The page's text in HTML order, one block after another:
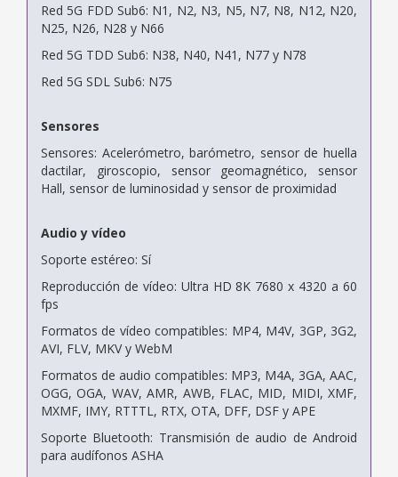
Red 5G FDD Sub6: N1, N2, N3, N5, N7, N8, N12, N20,
N25, N26, N28 y N66
Red 5G TDD Sub6: N38, N40, N41, N77 y N78
Red 5G SDL Sub6: N75
Sensores
Sensores: Acelerómetro, barómetro, sensor de huella
dactilar, giroscopio, sensor geomagnético, sensor
Hall, sensor de luminosidad y sensor de proximidad
Audio y vídeo
Soporte estéreo: Sí
Reproducción de vídeo: Ultra HD 8K 7680 x 4320 a 60
fps
Formatos de vídeo compatibles: MP4, M4V, 3GP, 3G2,
AVI, FLV, MKV y WebM
Formatos de audio compatibles: MP3, M4A, 3GA, AAC,
OGG, OGA, WAV, AMR, AWB, FLAC, MID, MIDI, XMF,
MXMF, IMY, RTTTL, RTX, OTA, DFF, DSF y APE
Soporte Bluetooth: Transmisión de audio de Android
para audífonos ASHA